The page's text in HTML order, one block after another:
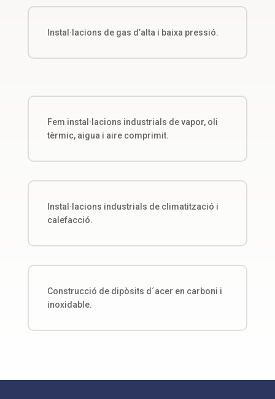
Instal·lacions de gas d’alta i baixa pressió.
Fem instal·lacions industrials de vapor, oli
tèrmic, aigua i aire comprimit.
Instal·lacions industrials de climatització i
calefacció.
Construcció de dipòsits d´acer en carboni i
inoxidable.